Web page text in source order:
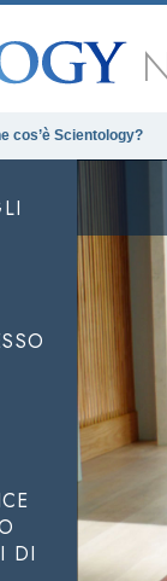
cos’è Scientology?
DI